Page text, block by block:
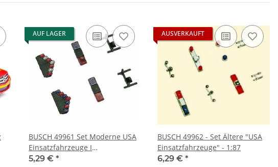
AUF LAGER
BUSCH 49961 Set Moderne USA
Einsatzfahrzeuge I
Miniaturmodell 1:87
5,29 € *
AUSVERKAUFT
BUSCH 49962 - Set Ältere "USA
Einsatzfahrzeuge" - 1:87
6,29 € *